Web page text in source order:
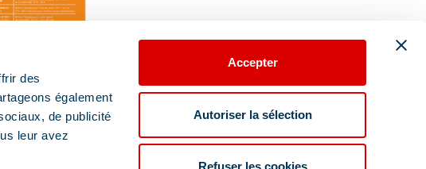
des
également
de publicité
leur avez
Accepter
Autoriser la sélection
Refuser les cookies